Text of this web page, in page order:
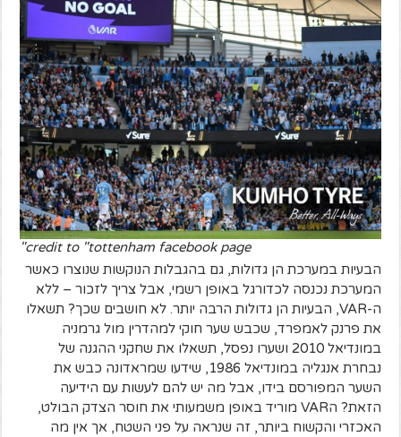
credit to "tottenham facebook page"
הבעיות במערכת הן גדולות, גם בהגבלות הנוקשות שנוצרו כאשר
המערכת נכנסה לכדורגל באופן רשמי, אבל צריך לזכור – ללא
ה-VAR, הבעיות הן גדולות הרבה יותר. לא חושבים שכך? תשאלו
את פרנק לאמפרד, שכבש שער חוקי למהדרין מול גרמניה
במונדיאל 2010 ושערו נפסל, תשאלו את שחקני ההגנה של
נבחרת אנגליה במונדיאל 1986, שידעו שמראדונה כבש את
השער המפורסם בידו, אבל מה יש להם לעשות עם הידיעה
הזאת? הVAR מוריד באופן משמעותי את חוסר הצדק הבולט,
האכזרי והקשוח ביותר, זה שנראה על פני השטח, אך אין מה